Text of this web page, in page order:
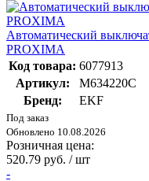
Автоматический
PROXIMA
Код товара: 6077913
Артикул:
M634220C
Бренд:
EKF
Под заказ
Обновлено 10.08.2026
Розничная цена:
520.79 руб. / шт
-